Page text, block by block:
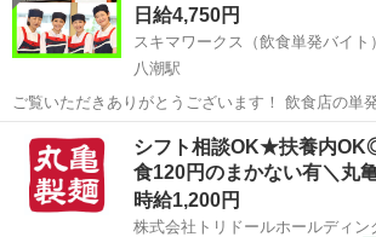
日給4,750円
スキマワークス（飲食単発バイト）
八潮駅
ご覧いただきありがとうございます！ 飲食店の単発のアルバイトをご
紹介する「スキマワークス」です。 【14日(土)の単発バイト】を募集
埼玉 八潮市 八潮駅 レストラン
シフト相談OK★扶養内
食120円のまかない有＼丸
時給1,200円
株式会社トリドールホールディン